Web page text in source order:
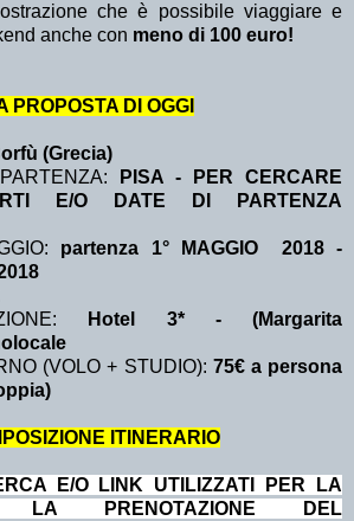
che è possibile viaggiare e
anche con meno di 100 euro!
PROPOSTA DI OGGI
(Grecia)
PISA - PER CERCARE
E/O DATE DI PARTENZA
partenza 1° MAGGIO 2018 -
Hotel 3* - (Margarita
(VOLO + STUDIO): 75€ a persona
ITINERARIO
E/O LINK UTILIZZATI PER LA
PRENOTAZIONE DEL